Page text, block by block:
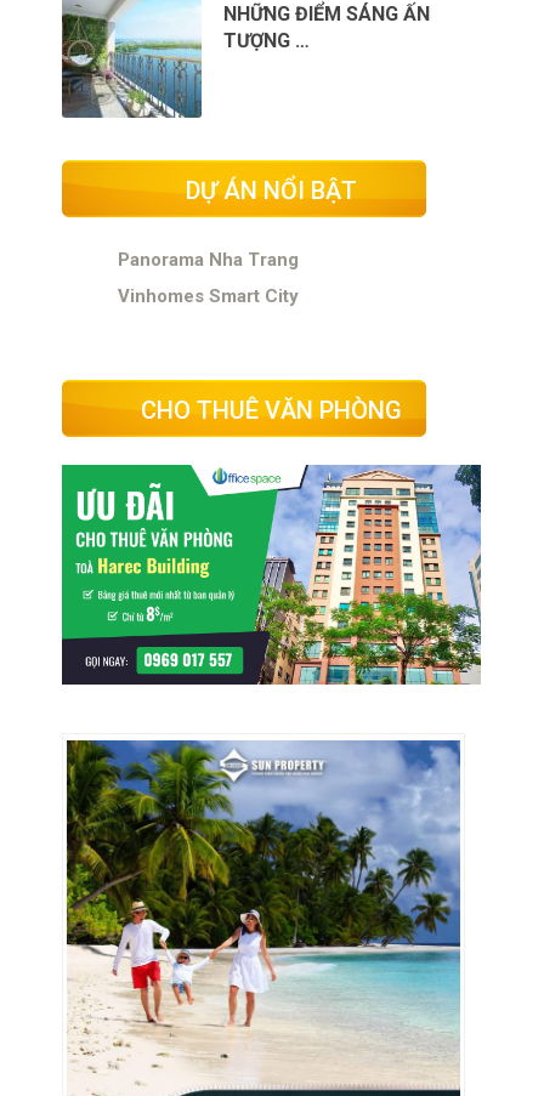
NHỮNG ĐIỂM SÁNG ẤN
TƯỢNG …
DỰ ÁN NỔI BẬT
Panorama Nha Trang
Vinhomes Smart City
CHO THUÊ VĂN PHÒNG